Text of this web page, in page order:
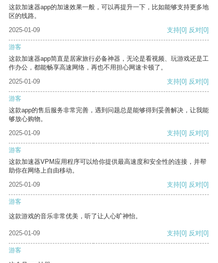
这款加速器app的加速效果一般，可以再提升一下，比如能够支持更多地
区的线路。
2025-01-09
支持[0] 反对[0]
游客
这款加速器app简直是居家旅行必备神器，无论是看视频、玩游戏还是工
作办公，都能畅享高速网络，再也不用担心网速卡顿了。
2025-01-09
支持[0] 反对[0]
游客
这款app的售后服务非常完善，遇到问题总是能够得到妥善解决，让我能
够放心购物。
2025-01-09
支持[0] 反对[0]
游客
这款加速器VPM应用程序可以给你提供最高速度和安全性的连接，并帮
助你在网络上自由移动。
2025-01-09
支持[0] 反对[0]
游客
这款游戏的音乐非常优美，听了让人心旷神怡。
2025-01-09 支持[0] 反对[0]
游客